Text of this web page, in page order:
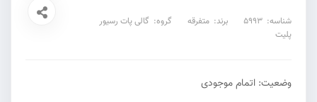
شناسه: 5993 برند: متفرقه گروه: گالی پات رسیور
پلیت
وضعیت: اتمام موجودی